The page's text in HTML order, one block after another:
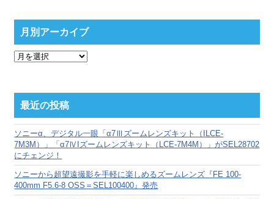
月別アーカイブ
月
ー
カ
ブ
最近の投稿
ソニーα、デジタル一眼「α7Ⅲズームレンズキット（ILCE-
7M3M）」「α7ⅣIズームレンズキット（LCE-7M4M）」がSEL28702
にチェンジ！
ソニーから超望遠撮影を手軽に楽しめるズームレンズ『FE 100-
400mm F5.6-8 OSS＝SEL100400』発売